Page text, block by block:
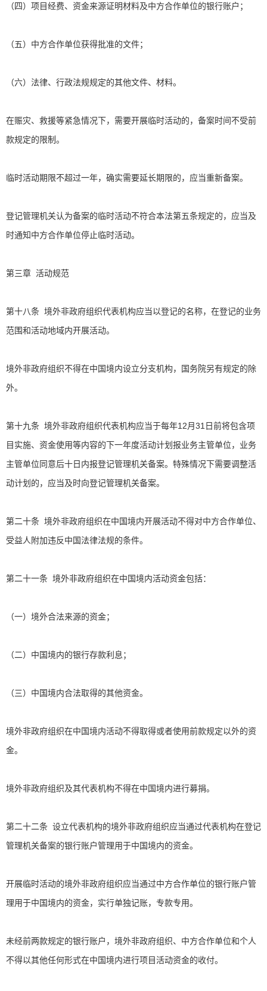
（四）项目经费、资金来源证明材料及中方合作单位的银行账户；
（五）中方合作单位获得批准的文件；
（六）法律、行政法规规定的其他文件、材料。
在赈灾、救援等紧急情况下，需要开展临时活动的，备案时间不受前
款规定的限制。
临时活动期限不超过一年，确实需要延长期限的，应当重新备案。
登记管理机关认为备案的临时活动不符合本法第五条规定的，应当及
时通知中方合作单位停止临时活动。
第三章 活动规范
第十八条 境外非政府组织代表机构应当以登记的名称，在登记的业务
范围和活动地域内开展活动。
境外非政府组织不得在中国境内设立分支机构，国务院另有规定的除
外。
第十九条 境外非政府组织代表机构应当于每年12月31日前将包含项
目实施、资金使用等内容的下一年度活动计划报业务主管单位，业务
主管单位同意后十日内报登记管理机关备案。特殊情况下需要调整活
动计划的，应当及时向登记管理机关备案。
第二十条 境外非政府组织在中国境内开展活动不得对中方合作单位、
受益人附加违反中国法律法规的条件。
第二十一条 境外非政府组织在中国境内活动资金包括：
（一）境外合法来源的资金；
（二）中国境内的银行存款利息；
（三）中国境内合法取得的其他资金。
境外非政府组织在中国境内活动不得取得或者使用前款规定以外的资
金。
境外非政府组织及其代表机构不得在中国境内进行募捐。
第二十二条 设立代表机构的境外非政府组织应当通过代表机构在登记
管理机关备案的银行账户管理用于中国境内的资金。
开展临时活动的境外非政府组织应当通过中方合作单位的银行账户管
理用于中国境内的资金，实行单独记账，专款专用。
未经前两款规定的银行账户，境外非政府组织、中方合作单位和个人
不得以其他任何形式在中国境内进行项目活动资金的收付。